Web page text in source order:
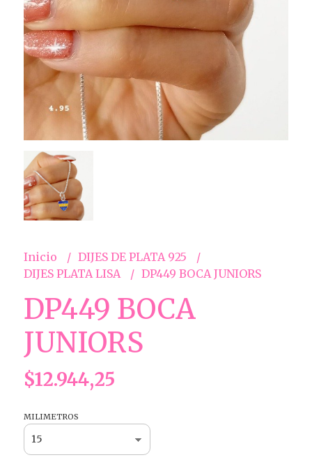
Inicio
DIJES DE PLATA 925
DIJES PLATA LISA
DP449 BOCA JUNIORS
DP449 BOCA
JUNIORS
$12.944,25
MILIMETROS